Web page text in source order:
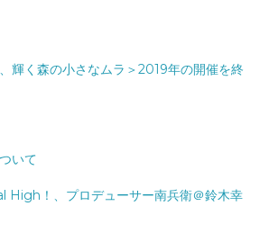
輝く森の小さなムラ＞2019年の開催を終
いて
High！、プロデューサー南兵衛＠鈴木幸